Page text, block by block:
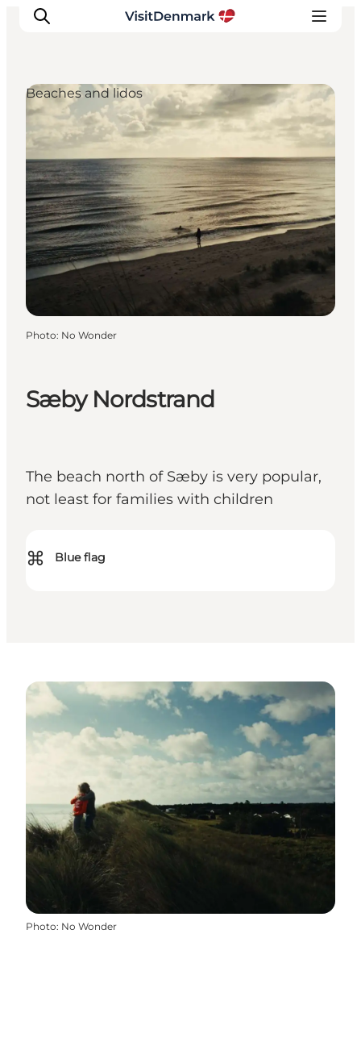
Inspirations
Destinations
Quoi faire
Hébergements
Planifiez votre voyage
Sæby Nordstrand
The beach north of Sæby is very popular,
not least for families with children
⌘ Blue flag
Beaches and lidos
Photo: No Wonder
Photo: No Wonder